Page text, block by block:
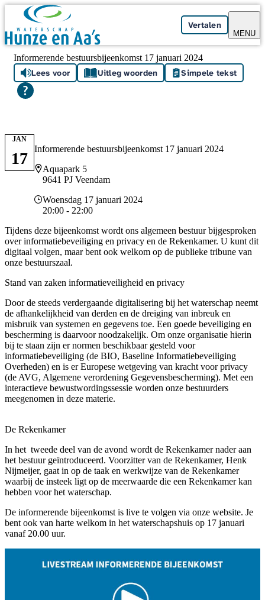
Skip navigation
Vertalen
MENU
Informerende bestuursbijeenkomst 17 januari 2024
Lees voor Uitleg woorden Simpele tekst
Informerende bestuursbijeenkomst 17 januari 2024
Locatie
Aquapark 5
9641 PJ Veendam
Datum en tijd
Woensdag 17 januari 2024
20:00 - 22:00
JAN
17
Tijdens deze bijeenkomst wordt ons algemeen bestuur bijgesproken
over informatiebeveiliging en privacy en de Rekenkamer. U kunt dit
digitaal volgen, maar bent ook welkom op de publieke tribune van
onze bestuurszaal.
Stand van zaken informatieveiligheid en privacy
Door de steeds verdergaande digitalisering bij het waterschap neemt
de afhankelijkheid van derden en de dreiging van inbreuk en
misbruik van systemen en gegevens toe. Een goede beveiliging en
bescherming is daarvoor noodzakelijk. Om onze organisatie hierin
bij te staan zijn er normen beschikbaar gesteld voor
informatiebeveiliging (de BIO, Baseline Informatiebeveiliging
Overheden) en is er Europese wetgeving van kracht voor privacy
(de AVG, Algemene verordening Gegevensbescherming). Met een
interactieve bewustwordingssessie worden onze bestuurders
meegenomen in deze materie.
De Rekenkamer
In het tweede deel van de avond wordt de Rekenkamer nader aan
het bestuur geïntroduceerd. Voorzitter van de Rekenkamer, Henk
Nijmeijer, gaat in op de taak en werkwijze van de Rekenkamer
waarbij de insteek ligt op de meerwaarde die een Rekenkamer kan
hebben voor het waterschap.
De informerende bijeenkomst is live te volgen via onze website. Je
bent ook van harte welkom in het waterschapshuis op 17 januari
vanaf 20.00 uur.